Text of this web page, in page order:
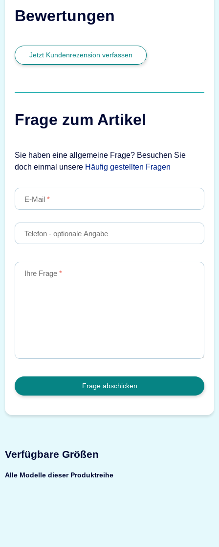
Bewertungen
Jetzt Kundenrezension verfassen
Frage zum Artikel
Sie haben eine allgemeine Frage? Besuchen Sie
doch einmal unsere Häufig gestellten Fragen
E-Mail
Telefon - optionale Angabe
Ihre Frage
Frage abschicken
Verfügbare Größen
Alle Modelle dieser Produktreihe